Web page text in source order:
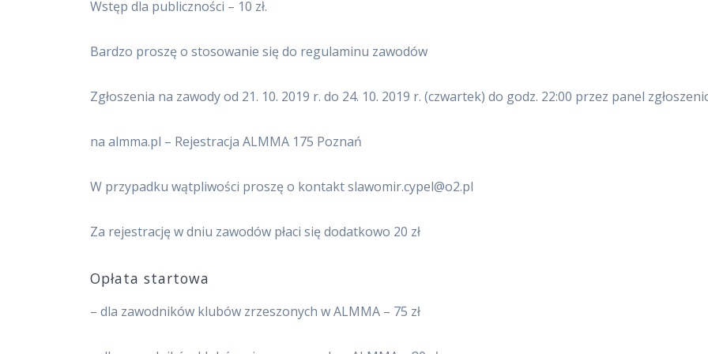
Wstęp dla publiczności – 10 zł.
Bardzo proszę o stosowanie się do regulaminu zawodów
Zgłoszenia na zawody od 21. 10. 2019 r. do 24. 10. 2019 r. (czwartek) do godz. 22:00 przez panel
na almma.pl – Rejestracja ALMMA 175 Poznań
W przypadku wątpliwości proszę o kontakt slawomir.cypel@o2.pl
Za rejestrację w dniu zawodów płaci się dodatkowo 20 zł
Opłata startowa
– dla zawodników klubów zrzeszonych w ALMMA – 75 zł